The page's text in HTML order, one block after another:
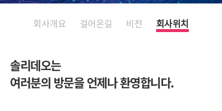
회사개요 걸어온길 비전 회사위치
솔리데오는
여러분의 방문을 언제나 환영합니다.